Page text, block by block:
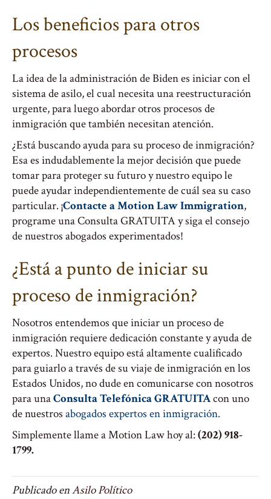
Los beneficios para otros
procesos
La idea de la administración de Biden es iniciar con el
sistema de asilo, el cual necesita una reestructuración
urgente, para luego abordar otros procesos de
inmigración que también necesitan atención.
¿Está buscando ayuda para su proceso de inmigración?
Esa es indudablemente la mejor decisión que puede
tomar para proteger su futuro y nuestro equipo le
puede ayudar independientemente de cuál sea su caso
particular. ¡Contacte a Motion Law Immigration,
programe una Consulta GRATUITA y siga el consejo
de nuestros abogados experimentados!
¿Está a punto de iniciar su
proceso de inmigración?
Nosotros entendemos que iniciar un proceso de
inmigración requiere dedicación constante y ayuda de
expertos. Nuestro equipo está altamente cualificado
para guiarlo a través de su viaje de inmigración en los
Estados Unidos, no dude en comunicarse con nosotros
para unaConsulta Telefónica GRATUITAcon uno
de nuestros abogados expertos en inmigración.
Simplemente llame a Motion Law hoy al:(202) 918-
1799.
Publicado enAsilo Político